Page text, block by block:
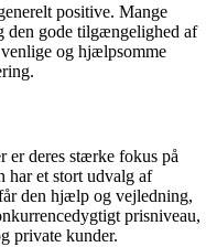
positive. Mange
den gode tilgængelighed af
og hjælpsomme
er deres stærke fokus på
har et stort udvalg af
den hjælp og vejledning,
prisniveau,
private kunder.